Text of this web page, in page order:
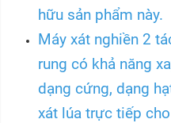
hữu sản phẩm này.
Máy xát nghiền 2
rung có khả năng
dạng cứng, dạng
xát lúa trực tiếp